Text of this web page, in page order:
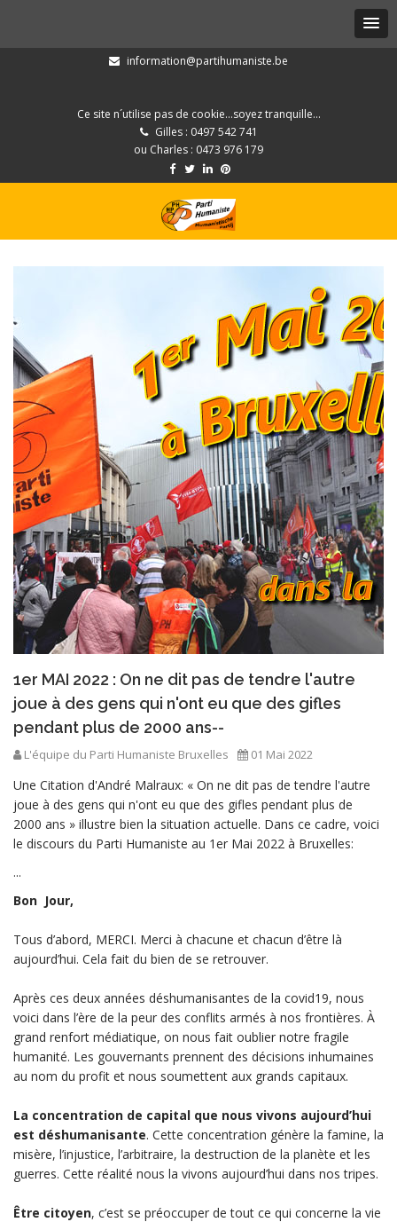
information@partihumaniste.be
Ce site n´utilise pas de cookie...soyez tranquille...
Gilles : 0497 542 741
ou Charles : 0473 976 179
1er MAI 2022 : On ne dit pas de tendre l'autre
joue à des gens qui n'ont eu que des gifles
pendant plus de 2000 ans--
L'équipe du Parti Humaniste Bruxelles 01 Mai 2022
Une Citation d'André Malraux: « On ne dit pas de tendre l'autre
joue à des gens qui n'ont eu que des gifles pendant plus de
2000 ans » illustre bien la situation actuelle. Dans ce cadre, voici
le discours du Parti Humaniste au 1er Mai 2022 à Bruxelles:
...
Bon Jour,
Tous d’abord, MERCI. Merci à chacune et chacun d’être là
aujourd’hui. Cela fait du bien de se retrouver.
Après ces deux années déshumanisantes de la covid19, nous
voici dans l’ère de la peur des conflits armés à nos frontières. À
grand renfort médiatique, on nous fait oublier notre fragile
humanité. Les gouvernants prennent des décisions inhumaines
au nom du profit et nous soumettent aux grands capitaux.
La concentration de capital que nous vivons aujourd’hui
est déshumanisante. Cette concentration génère la famine, la
misère, l’injustice, l’arbitraire, la destruction de la planète et les
guerres. Cette réalité nous la vivons aujourd’hui dans nos tripes.
Être citoyen, c’est se préoccuper de tout ce qui concerne la vie